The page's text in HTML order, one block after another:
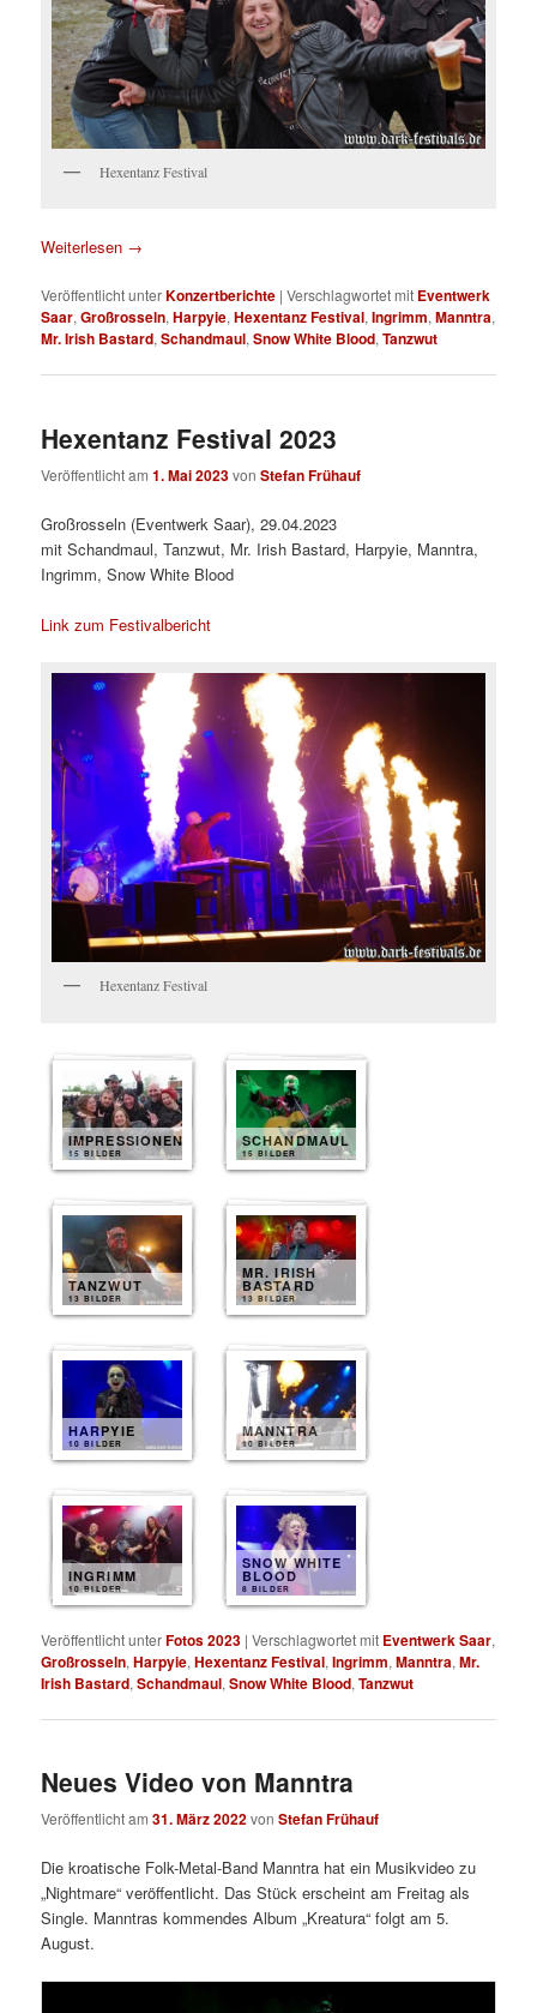
Hexentanz Festival
Weiterlesen →
Veröffentlicht unterKonzertberichte |Verschlagwortet mit Eventwerk
Saar,Großrosseln,Harpyie,Hexentanz Festival,Ingrimm,Manntra,
Mr. Irish Bastard,Schandmaul,Snow White Blood,Tanzwut
Hexentanz Festival 2023
Veröffentlicht am1. Mai 2023vonStefan Frühauf
Großrosseln (Eventwerk Saar), 29.04.2023
mit Schandmaul, Tanzwut, Mr. Irish Bastard, Harpyie, Manntra,
Ingrimm, Snow White Blood
Link zum Festivalbericht
Hexentanz Festival
IMPRESSIONEN
15 BILDER
SCHANDMAUL
15 BILDER
TANZWUT
13 BILDER
MR. IRISH
BASTARD
13 BILDER
HARPYIE
10 BILDER
MANNTRA
10 BILDER
INGRIMM
10 BILDER
SNOW WHITE
BLOOD
8 BILDER
Veröffentlicht unterFotos 2023 |Verschlagwortet mit Eventwerk Saar,
Großrosseln,Harpyie,Hexentanz Festival,Ingrimm,Manntra,Mr.
Irish Bastard,Schandmaul,Snow White Blood,Tanzwut
Neues Video von Manntra
Veröffentlicht am31. März 2022vonStefan Frühauf
Die kroatische Folk-Metal-Band Manntra hat ein Musikvideo zu
„Nightmare“ veröffentlicht. Das Stück erscheint am Freitag als
Single. Manntras kommendes Album „Kreatura“ folgt am 5.
August.